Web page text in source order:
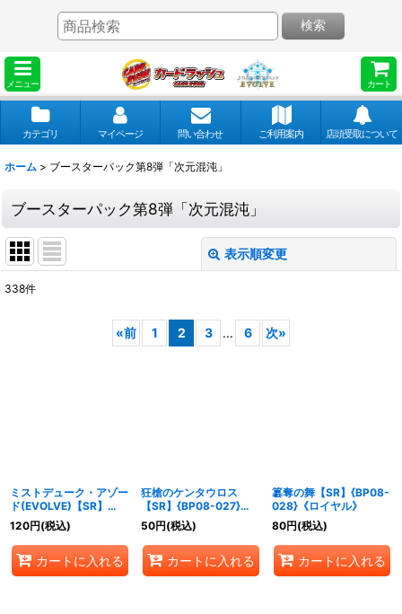
メニュー カート
検索
カテゴリ マイページ 問い合わせ ご利用案内 店頭受取について
ホーム > ブースターパック第8弾「次元混沌」
ブースターパック第8弾「次元混沌」
表示順変更
338件
«前 1 2 3 ... 6 次»
ミストデューク・アゾー
ド(EVOLVE)【SR】
{BP08-026}《ロイヤ
ル》
120円(税込)
カートに入れる
狂槍のケンタウロス
【SR】{BP08-027}
《ロイヤル》
50円(税込)
カートに入れる
簒奪の舞【SR】{BP08-
028}《ロイヤル》
80円(税込)
カートに入れる